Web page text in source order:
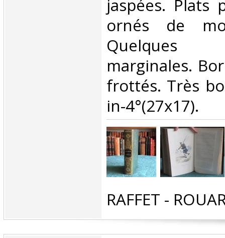
jaspées. Plats
ornés de
Quelques
marginales.
frottés. Très
in-4°(27x17).‎
‎RAFFET -